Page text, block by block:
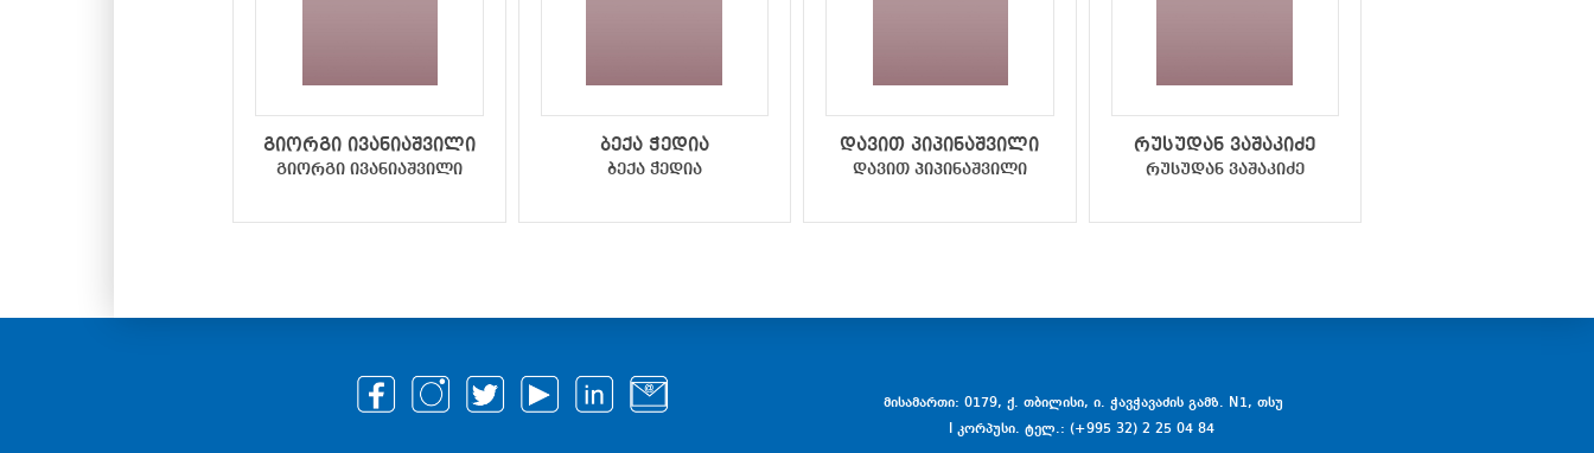
გიორგი ივანიაშვილი
გიორგი ივანიაშვილი
ბექა ჭედია
ბექა ჭედია
დავით პიპინაშვილი
დავით პიპინაშვილი
რუსუდან ვაშაკიძე
რუსუდან ვაშაკიძე
მისამართი: 0179, ქ. თბილისი, ი. ჭავჭავაძის გამზ. N1, თსუ
I კორპუსი. ტელ.: (+995 32) 2 25 04 84